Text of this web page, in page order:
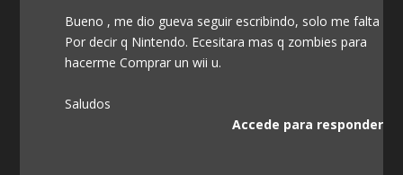
Bueno , me dio gueva seguir escribindo, solo me falta
Por decir q Nintendo. Ecesitara mas q zombies para
hacerme Comprar un wii u.
Saludos
Accede para responder